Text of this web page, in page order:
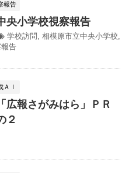
報告
央小学校視察報告
学校訪問 , 相模原市立中央小学校,
告
ＡＩ
広報さがみはら」ＰＲ
２